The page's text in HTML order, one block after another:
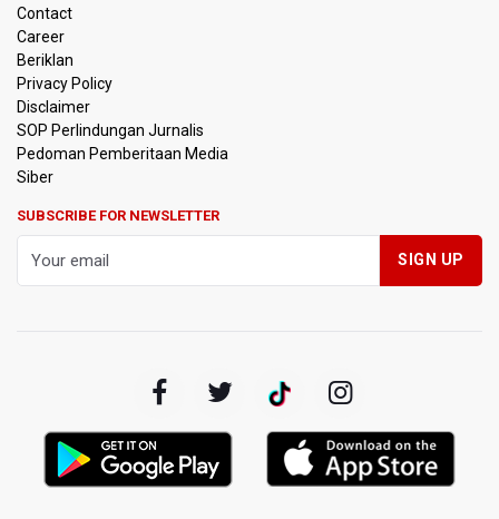
Harga Telur dan Daging Ayam Masih Tertekan,
Pemerintah Diminta Lindungi Peternak Kecil
Tak Mampu Bayar Gaji ASN, Ratusan Pemda Dapat
Suntikan Dana Rp20,5 Triliun dari Pusat
OJK Wajibkan Pindar Serahkan Data Transaksi
Pendanaan
Aldila dan Janice Berlaga di Sektor Ganda WTA 1000
Ramai di Media Sosial Soal Rehat Waktu 48 Jam Menuju
Contact
Career
Beriklan
Privacy Policy
Disclaimer
SOP Perlindungan Jurnalis
Pedoman Pemberitaan Media
Siber
SUBSCRIBE FOR NEWSLETTER